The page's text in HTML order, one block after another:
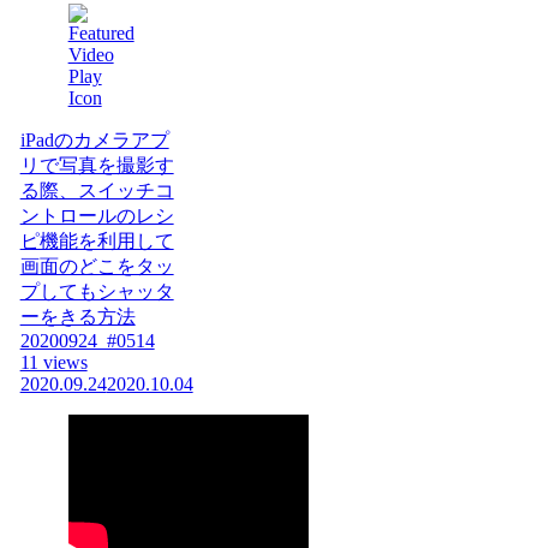
iPadのカメラアプ
リで写真を撮影す
る際、スイッチコ
ントロールのレシ
ピ機能を利用して
画面のどこをタッ
プしてもシャッタ
ーをきる方法
20200924_#0514
11 views
2020.09.242020.10.04